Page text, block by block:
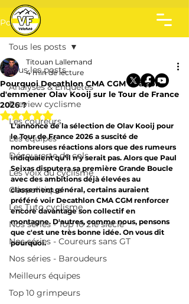
Post
Tous les posts
Analyses & Enquêtes
Preview cyclisme
Les coureurs
Les équipes
Découverte de cols
Les voix du cyclisme
Géopolitique
Les Tuto cyclisme
Nos séries - Top 10 21e siècle
Nos séries - Coureurs sans GT
Nos séries - Baroudeurs
Meilleurs équipes
Top 10 grimpeurs
Tous les posts
Pourquoi Decathlon CMA CGM a raison
d'emmener Olav Kooij sur le Tour de France
2026 ?
Titouan Lallemand
4 min de lecture
Noté NaN étoiles sur 5.
L'annonce de la sélection de Olav Kooij pour
le Tour de France 2026 a suscité de
nombreuses réactions alors que des rumeurs
indiquaient qu'il n'y serait pas. Alors que Paul
Seixas disputera sa première Grande Boucle
avec des ambitions déjà élevées au
classement général, certains auraient
préféré voir Decathlon CMA CGM renforcer
encore davantage son collectif en
montagne. D'autres, comme nous, pensons
que c'est une très bonne idée. On vous dit
pourquoi.